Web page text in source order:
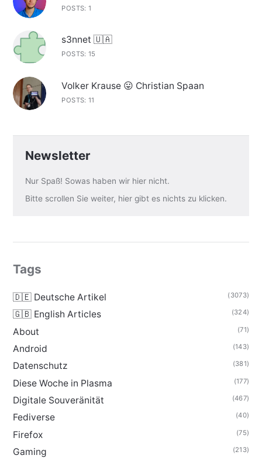
POSTS: 1
s3nnet 🇺🇦
POSTS: 15
Volker Krause 😛 Christian Spaan
POSTS: 11
Newsletter
Nur Spaß! Sowas haben wir hier nicht.
Bitte scrollen Sie weiter, hier gibt es nichts zu klicken.
Tags
🇩🇪 Deutsche Artikel (3073)
🇬🇧 English Articles (324)
About (71)
Android (143)
Datenschutz (381)
Diese Woche in Plasma (177)
Digitale Souveränität (467)
Fediverse (40)
Firefox (75)
Gaming (213)